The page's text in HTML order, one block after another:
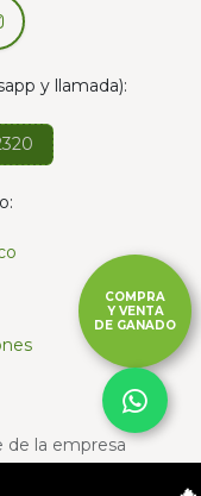
y llamada):
de la empresa
COMPRA
Y VENTA
DE GANADO